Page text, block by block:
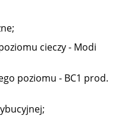
cieczy - Modi
poziomu - BC1 prod.